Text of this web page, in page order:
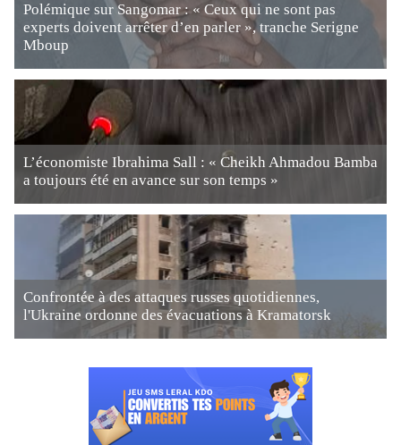
Polémique sur Sangomar : « Ceux qui ne sont pas
experts doivent arrêter d’en parler », tranche Serigne
Mboup
L’économiste Ibrahima Sall : « Cheikh Ahmadou Bamba
a toujours été en avance sur son temps »
Confrontée à des attaques russes quotidiennes,
l'Ukraine ordonne des évacuations à Kramatorsk